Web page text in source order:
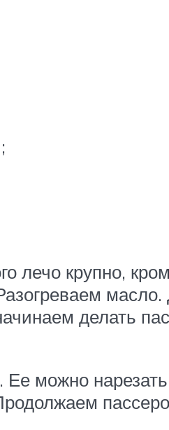
лечо крупно,
делать
Ее можно